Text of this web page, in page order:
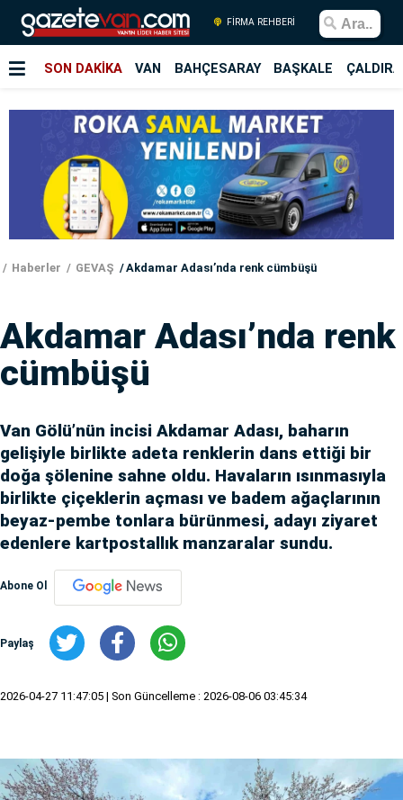
FİRMA REHBERİ
SON DAKİKA VAN BAHÇESARAY BAŞKALE
Haberler GEVAŞ Akdamar Adası’nda renk cümbüşü
Akdamar Adası’nda renk
cümbüşü
Van Gölü’nün incisi Akdamar Adası, baharın
gelişiyle birlikte adeta renklerin dans ettiği bir
doğa şölenine sahne oldu. Havaların ısınmasıyla
birlikte çiçeklerin açması ve badem ağaçlarının
beyaz-pembe tonlara bürünmesi, adayı ziyaret
edenlere kartpostallık manzaralar sundu.
Abone Ol
Paylaş
2026-04-27 11:47:05 | Son Güncelleme : 2026-08-06 03:45:34